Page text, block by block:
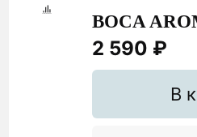
BOCA
2 590 ₽
В